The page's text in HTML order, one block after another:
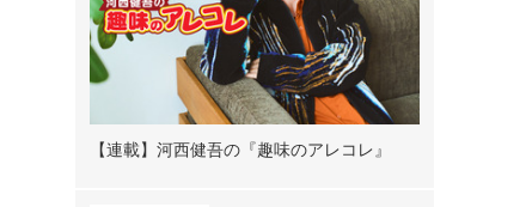
【連載】河西健吾の『趣味のアレコレ』